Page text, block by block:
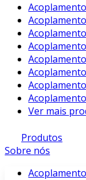
Ver mais
Produtos
Sobre nós